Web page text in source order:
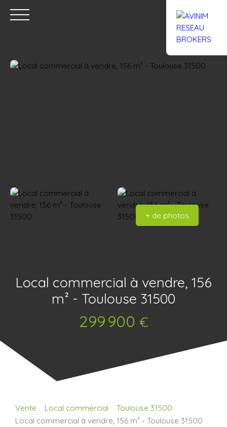
+ de photos
Local commercial à vendre, 156
m² - Toulouse 31500
299 900 €
Vente Local commercial
Toulouse 31500
Local commercial à vendre, 156 m² - Toulouse 31500